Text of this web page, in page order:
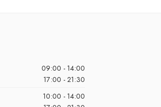
09:00 - 14:00
17:00 - 21:30
10:00 - 14:00